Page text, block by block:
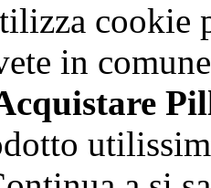
cookie
in